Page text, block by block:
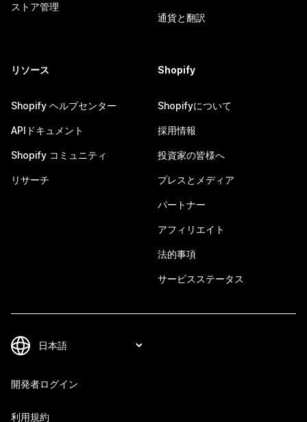
ストア管理
通貨と翻訳
リソース
Shopify ヘルプセンター
APIドキュメント
Shopify コミュニティ
リサーチ
Shopify
Shopifyについて
採用情報
投資家の皆様へ
プレスとメディア
パートナー
アフィリエイト
法的事項
サービスステータス
開発者ログイン
利用規約